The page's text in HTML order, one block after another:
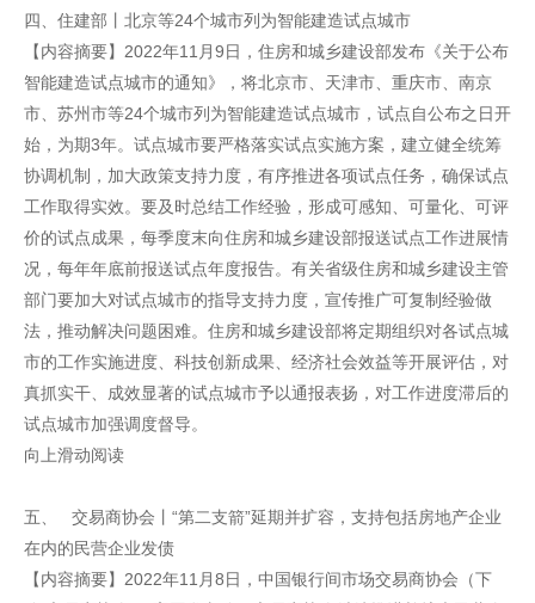
四、住建部丨北京等24个城市列为智能建造试点城市
【内容摘要】2022年11月9日，住房和城乡建设部发布《关于公布
智能建造试点城市的通知》，将北京市、天津市、重庆市、南京
市、苏州市等24个城市列为智能建造试点城市，试点自公布之日开
始，为期3年。试点城市要严格落实试点实施方案，建立健全统筹
协调机制，加大政策支持力度，有序推进各项试点任务，确保试点
工作取得实效。要及时总结工作经验，形成可感知、可量化、可评
价的试点成果，每季度末向住房和城乡建设部报送试点工作进展情
况，每年年底前报送试点年度报告。有关省级住房和城乡建设主管
部门要加大对试点城市的指导支持力度，宣传推广可复制经验做
法，推动解决问题困难。住房和城乡建设部将定期组织对各试点城
市的工作实施进度、科技创新成果、经济社会效益等开展评估，对
真抓实干、成效显著的试点城市予以通报表扬，对工作进度滞后的
试点城市加强调度督导。
向上滑动阅读
五、 交易商协会丨“第二支箭”延期并扩容，支持包括房地产企业
在内的民营企业发债
【内容摘要】2022年11月8日，中国银行间市场交易商协会（下